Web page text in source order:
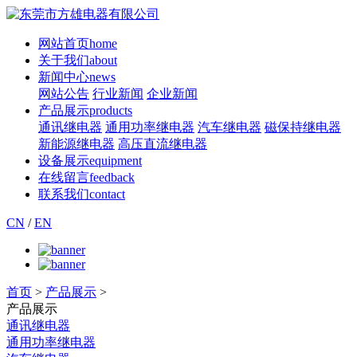
网站首页home
关于我们about
新闻中心news
网站公告 行业新闻 企业新闻
产品展示products
通讯继电器 通用功率继电器 汽车继电器 磁保持继电器
新能源继电器 高压直流继电器
设备展示equipment
在线留言feedback
联系我们contact
CN /EN
首页 > 产品展示 >
产品展示
通讯继电器
通用功率继电器